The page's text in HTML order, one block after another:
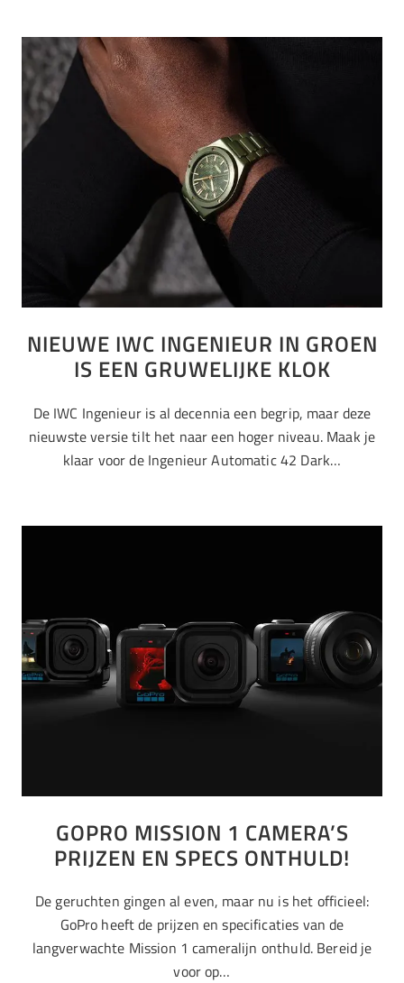
NIEUWE IWC INGENIEUR IN GROEN
IS EEN GRUWELIJKE KLOK
De IWC Ingenieur is al decennia een begrip, maar deze
nieuwste versie tilt het naar een hoger niveau. Maak je
klaar voor de Ingenieur Automatic 42 Dark…
GOPRO MISSION 1 CAMERA’S
PRIJZEN EN SPECS ONTHULD!
De geruchten gingen al even, maar nu is het officieel:
GoPro heeft de prijzen en specificaties van de
langverwachte Mission 1 cameralijn onthuld. Bereid je
voor op…